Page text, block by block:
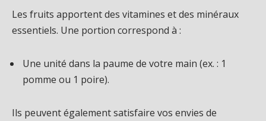
Les fruits apportent des vitamines et des minéraux
essentiels. Une portion correspond à :
Une unité dans la paume de votre main (ex. : 1
pomme ou 1 poire).
Ils peuvent également satisfaire vos envies de